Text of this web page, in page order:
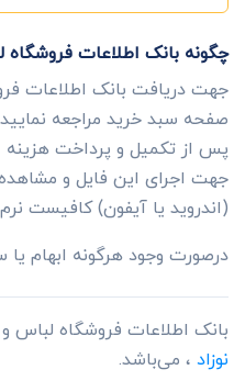
چگونه بانک اطلاعات
جهت دریافت بانک اطلاعات
صفحه سبد خرید مراجعه
پس از تکمیل و پرداخت هزینه
جهت اجرای این فایل و
(اندروید یا آیفون) کافیست
درصورت وجود هرگونه ابهام
بانک اطلاعات فروشگاه
نوزاد ، می‌باشد.